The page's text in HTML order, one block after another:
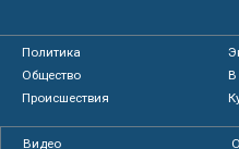
Политика
Общество
В
Происшествия
Видео